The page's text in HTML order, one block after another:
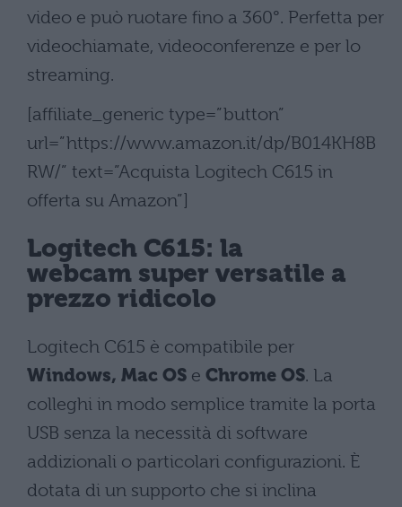
video e può ruotare fino a 360°. Perfetta per
videochiamate, videoconferenze e per lo
streaming.
[affiliate_generic type=”button”
url=”https://www.amazon.it/dp/B014KH8B
RW/” text=”Acquista Logitech C615 in
offerta su Amazon”]
Logitech C615: la
webcam super versatile a
prezzo ridicolo
Logitech C615 è compatibile per
Windows, Mac OS e Chrome OS. La
colleghi in modo semplice tramite la porta
USB senza la necessità di software
addizionali o particolari configurazioni. È
dotata di un supporto che si inclina